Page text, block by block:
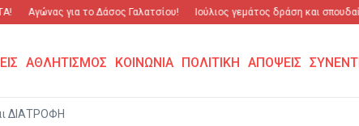
Αγώνας για το Δάσος Γαλατσίου! Ιούλιος γεμάτος δράση και
ΑΘΛΗΤΙΣΜΟΣ ΚΟΙΝΩΝΙΑ ΠΟΛΙΤΙΚΗ ΑΠΟΨΕΙΣ
ΔΙΑΤΡΟΦΗ